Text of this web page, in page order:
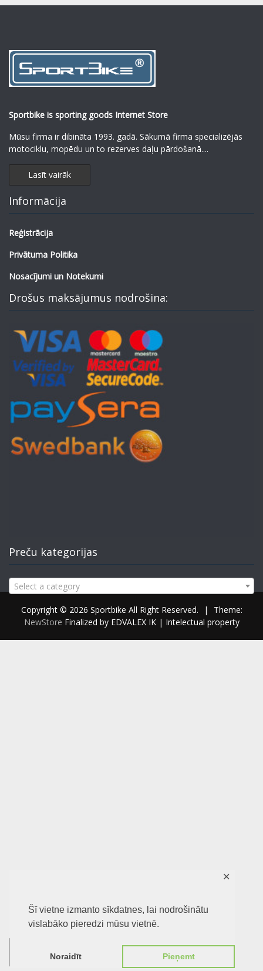
Šī vietne izmanto sīkdatnes, lai nodrošinātu
vislabāko pieredzi mūsu vietnē.
Noraidīt Pieņemt
✕
Sportbike is sporting goods Internet Store
Mūsu firma ir dibināta 1993. gadā. Sākumā firma specializējās
motociklu, mopēdu un to rezerves daļu pārdošanā....
Lasīt vairāk
Informācija
Reģistrācija
Privātuma Politika
Nosacījumi un Notekumi
Drošus maksājumus nodrošina:
Preču kategorijas
Select a category
Copyright © 2026 Sportbike All Right Reserved. |
Theme:
NewStore Finalized by EDVALEX IK | Intelectual property